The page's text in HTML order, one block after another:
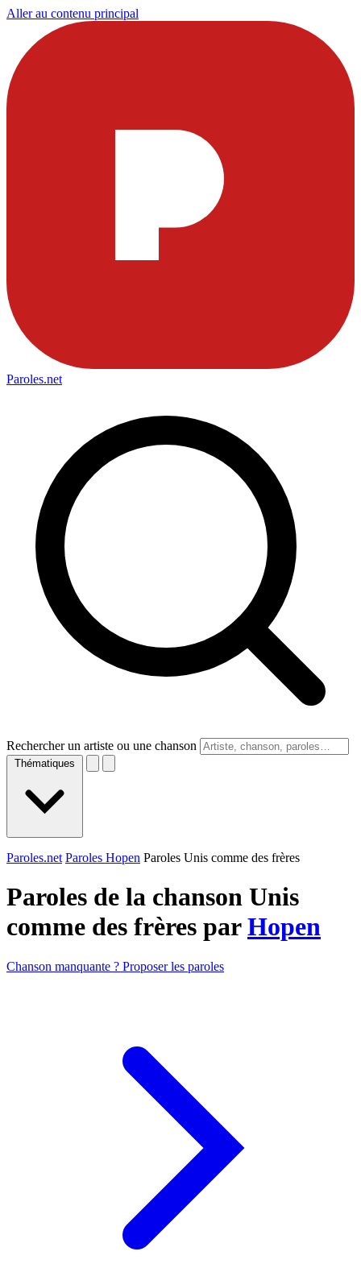
Aller au contenu principal
Paroles.net
Rechercher un artiste ou une chanson
Thématiques
Paroles.net Paroles Hopen Paroles Unis comme des frères
Paroles de la chanson Unis
comme des frères parHopen
Chanson manquante ? Proposer les paroles